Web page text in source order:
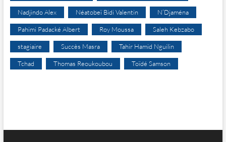
Nadjindo Alex Néatobeï Bidi Valentin N’Djaména
Pahimi Padacké Albert Roy Moussa Saleh Kebzabo
stagiaire Succès Masra Tahir Hamid Nguilin
Tchad Thomas Reoukoubou Toïdé Samson